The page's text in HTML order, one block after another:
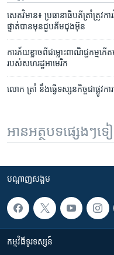
សេតវិមាន៖ ប្រធានា​ធិបតី​ត្រាំ​ត្រូវ​
ផ្ទាត់​បាន​មុន​ជួប​គីម​ជុង​អ៊ុន
ការ​ភ័យ​ខ្លាច​ពី​ជម្លោះ​ពាណិជ្ជ​កម្ម​
របស់​សហរដ្ឋ​អាមេរិក​
លោក ត្រាំ​ នឹង​ធ្វើ​ទស្សនកិច្ច​ជា​ផ្លូ
អានអត្ថបទផ្សេងៗទ
បណ្តាញ​សង្គម
កម្មវិធី​ទូរទស្សន៍